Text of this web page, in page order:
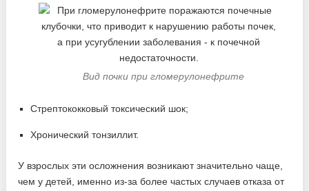
Вид почки при гломерулонефрите
Стрептококковый токсический шок;
Хронический тонзиллит.
У взрослых эти осложнения возникают значительно чаще,
чем у детей, именно из-за более частых случаев отказа от